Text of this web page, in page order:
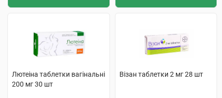
Лютеіна таблетки вагінальні
200 мг 30 шт
Візан таблетки 2 мг 28 шт